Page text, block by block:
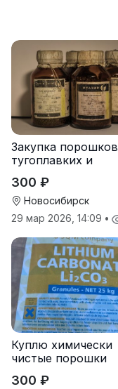
Закупка порошков
тугоплавких и
металлов
300 ₽
Новосибирск
29 мар 2026, 14:09 •
Куплю химически
чистые порошки
300 ₽